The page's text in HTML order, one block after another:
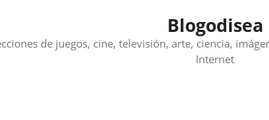
Blogodisea
de juegos, cine, televisión, arte, ciencia,
Internet